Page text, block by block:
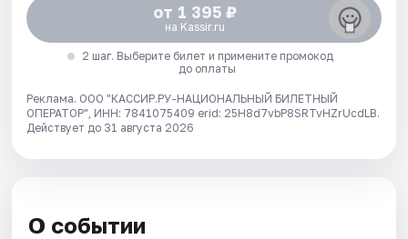
от 1 395 ₽
на Kassir.ru
2 шаг. Выберите билет и примените промокод
до оплаты
Реклама. ООО "КАССИР.РУ-НАЦИОНАЛЬНЫЙ БИЛЕТНЫЙ
ОПЕРАТОР", ИНН: 7841075409 erid: 25H8d7vbP8SRTvHZrUcdLB.
Действует до 31 августа 2026
О событии